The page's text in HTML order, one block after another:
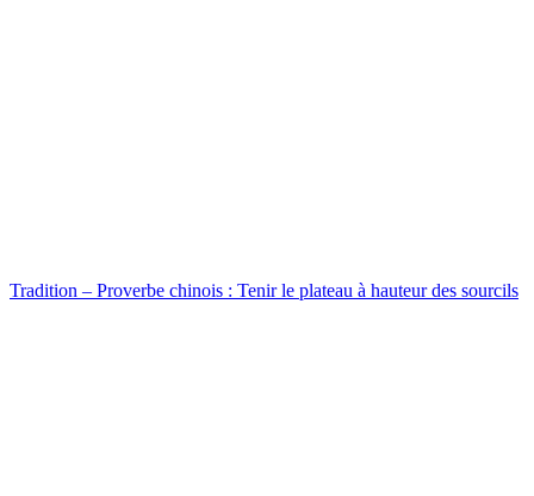
Tradition – Proverbe chinois : Tenir le plateau à hauteur des sourcils